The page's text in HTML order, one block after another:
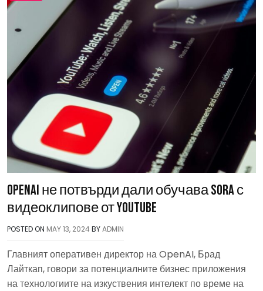
OpenAI не потвърди дали обучава Sora с
видеоклипове от YouTube
POSTED ON MAY 13, 2024BYADMIN
Главният оперативен директор на OpenAI, Брад
Лайткап, говори за потенциалните бизнес приложения
на технологиите на изкуствения интелект по време на